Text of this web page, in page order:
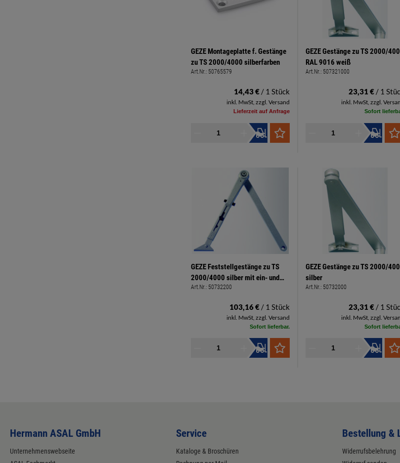
GEZE Montageplatte f. Gestänge
zu TS 2000/4000 silberfarben
Art.Nr.: 50765579
14,43 € / 1 Stück
inkl. MwSt, zzgl. Versand
Lieferzeit auf Anfrage
GEZE Gestänge zu TS 2000/
RAL 9016 weiß
Art.Nr.: 507321000
23,31 € / 1
inkl. MwSt, zzgl.
Sofort
GEZE Feststellgestänge zu TS
2000/4000 silber mit ein- und
ausschaltbarer Feststellung
Art.Nr.: 50732200
103,16 € / 1 Stück
inkl. MwSt, zzgl. Versand
Sofort lieferbar.
GEZE Gestänge zu TS 2000/
silber
Art.Nr.: 50732000
23,31 € / 1
inkl. MwSt, zzgl.
Sofort
Hermann ASAL GmbH
Unternehmenswebseite
Service
Kataloge & Broschüren
Bestellung &
Widerrufsbelehrung